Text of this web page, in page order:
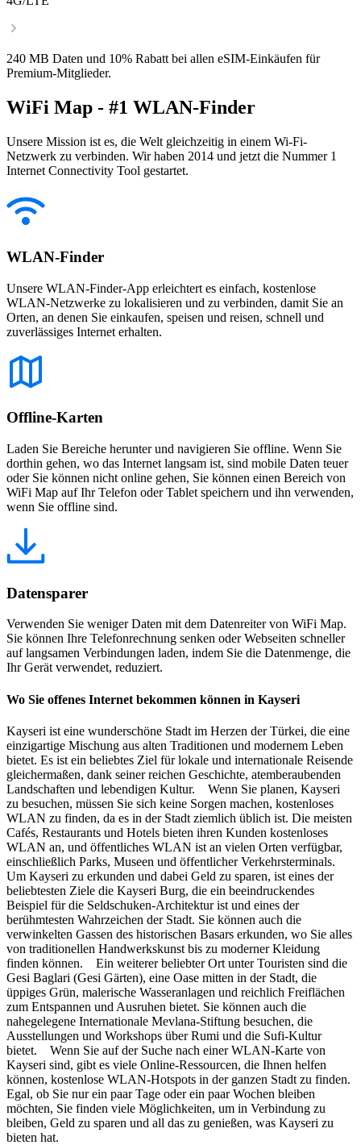
240 MB Daten und 10% Rabatt bei allen eSIM-Einkäufen für
Premium-Mitglieder.
WiFi Map - #1 WLAN-Finder
Unsere Mission ist es, die Welt gleichzeitig in einem Wi-Fi-
Netzwerk zu verbinden. Wir haben 2014 und jetzt die Nummer 1
Internet Connectivity Tool gestartet.
WLAN-Finder
Unsere WLAN-Finder-App erleichtert es einfach, kostenlose
WLAN-Netzwerke zu lokalisieren und zu verbinden, damit Sie an
Orten, an denen Sie einkaufen, speisen und reisen, schnell und
zuverlässiges Internet erhalten.
Offline-Karten
Laden Sie Bereiche herunter und navigieren Sie offline. Wenn Sie
dorthin gehen, wo das Internet langsam ist, sind mobile Daten teuer
oder Sie können nicht online gehen, Sie können einen Bereich von
WiFi Map auf Ihr Telefon oder Tablet speichern und ihn verwenden,
wenn Sie offline sind.
Datensparer
Verwenden Sie weniger Daten mit dem Datenreiter von WiFi Map.
Sie können Ihre Telefonrechnung senken oder Webseiten schneller
auf langsamen Verbindungen laden, indem Sie die Datenmenge, die
Ihr Gerät verwendet, reduziert.
Wo Sie offenes Internet bekommen können in Kayseri
Kayseri ist eine wunderschöne Stadt im Herzen der Türkei, die eine
einzigartige Mischung aus alten Traditionen und modernem Leben
bietet. Es ist ein beliebtes Ziel für lokale und internationale Reisende
gleichermaßen, dank seiner reichen Geschichte, atemberaubenden
Landschaften und lebendigen Kultur. Wenn Sie planen, Kayseri
zu besuchen, müssen Sie sich keine Sorgen machen, kostenloses
WLAN zu finden, da es in der Stadt ziemlich üblich ist. Die meisten
Cafés, Restaurants und Hotels bieten ihren Kunden kostenloses
WLAN an, und öffentliches WLAN ist an vielen Orten verfügbar,
einschließlich Parks, Museen und öffentlicher Verkehrsterminals.
Um Kayseri zu erkunden und dabei Geld zu sparen, ist eines der
beliebtesten Ziele die Kayseri Burg, die ein beeindruckendes
Beispiel für die Seldschuken-Architektur ist und eines der
berühmtesten Wahrzeichen der Stadt. Sie können auch die
verwinkelten Gassen des historischen Basars erkunden, wo Sie alles
von traditionellen Handwerkskunst bis zu moderner Kleidung
finden können. Ein weiterer beliebter Ort unter Touristen sind die
Gesi Baglari (Gesi Gärten), eine Oase mitten in der Stadt, die
üppiges Grün, malerische Wasseranlagen und reichlich Freiflächen
zum Entspannen und Ausruhen bietet. Sie können auch die
nahegelegene Internationale Mevlana-Stiftung besuchen, die
Ausstellungen und Workshops über Rumi und die Sufi-Kultur
bietet. Wenn Sie auf der Suche nach einer WLAN-Karte von
Kayseri sind, gibt es viele Online-Ressourcen, die Ihnen helfen
können, kostenlose WLAN-Hotspots in der ganzen Stadt zu finden.
Egal, ob Sie nur ein paar Tage oder ein paar Wochen bleiben
möchten, Sie finden viele Möglichkeiten, um in Verbindung zu
bleiben, Geld zu sparen und all das zu genießen, was Kayseri zu
bieten hat.